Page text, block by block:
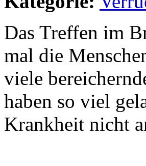
Das Treffen im
mal die
viele
haben so viel
Krankheit nicht